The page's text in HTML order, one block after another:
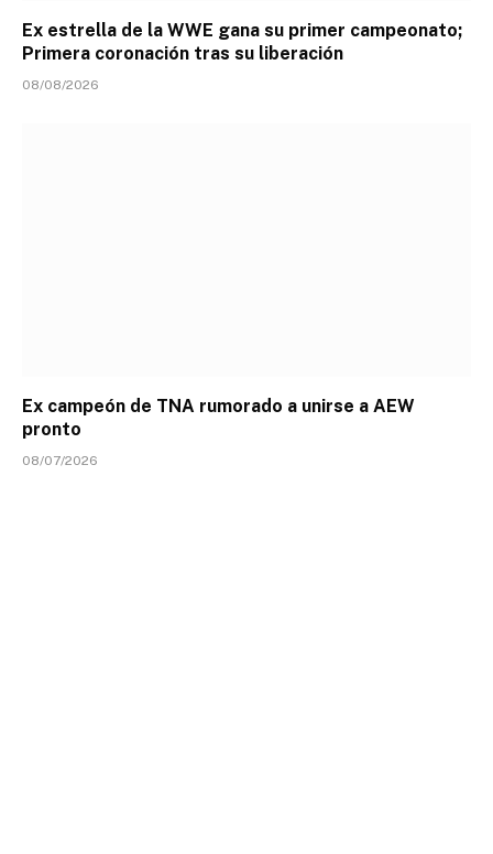
Ex estrella de la WWE gana su primer campeonato;
Primera coronación tras su liberación
08/08/2026
Ex campeón de TNA rumorado a unirse a AEW
pronto
08/07/2026